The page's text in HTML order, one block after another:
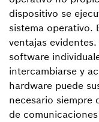
dispositivo se
sistema operativo.
ventajas
software
intercambiarse y
hardware puede
necesario siempre
de